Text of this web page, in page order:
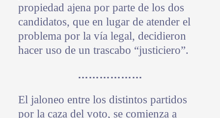
propiedad ajena por parte de los dos
candidatos, que en lugar de atender el
problema por la vía legal, decidieron
hacer uso de un trascabo “justiciero”.
………………
El jaloneo entre los distintos partidos
por la caza del voto, se comienza a